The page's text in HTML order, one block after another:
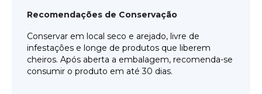
Recomendações de Conservação
Conservar em local seco e arejado, livre de
infestações e longe de produtos que liberem
cheiros. Após aberta a embalagem, recomenda-se
consumir o produto em até 30 dias.